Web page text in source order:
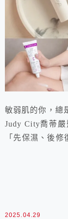
敏弱肌的你，總
Judy City喬蒂
「先保濕、後
2025.04.29